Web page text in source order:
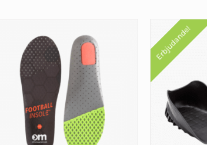
Erbjudande!